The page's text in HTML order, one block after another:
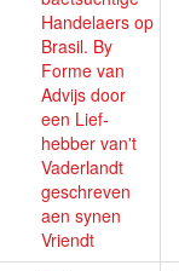
Handelaers op
Brasil. By
Forme van
Advijs door
een Lief-
hebber van't
Vaderlandt
geschreven
aen synen
Vriendt